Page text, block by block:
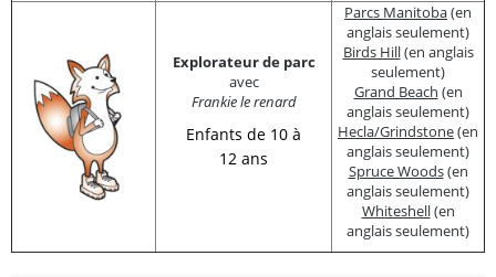
Explorateur de parc
avec
Frankie le renard
Enfants de 10 à
12 ans
Parcs Manitoba(en
anglais seulement)
Birds Hill(en anglais
seulement)
Grand Beach (en
anglais seulement)
Hecla/Grindstone(en
anglais seulement)
Spruce Woods(en
anglais seulement)
Whiteshell(en
anglais seulement)